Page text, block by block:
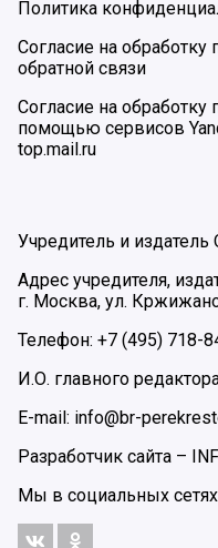
Политика
Согласие на
обратной связи
Согласие на
помощью сервисов
top.mail.ru
Учредитель и
Адрес учредителя,
г. Москва, ул.
Телефон: +7 (495) 718-
И.О. главного
E-mail: info@br-
Разработчик сайта –
Мы в социальных